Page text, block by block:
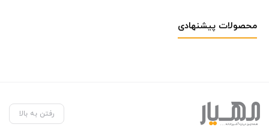
محصولات پیشنهادی
رفتن به بالا